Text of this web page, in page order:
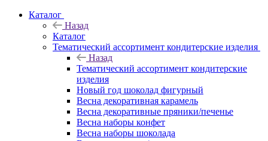
Каталог
Назад
Каталог
Тематический ассортимент кондитерские изделия
Назад
Тематический ассортимент кондитерские
изделия
Новый год шоколад фигурный
Весна декоративная карамель
Весна декоративные пряники/печенье
Весна наборы конфет
Весна наборы шоколада